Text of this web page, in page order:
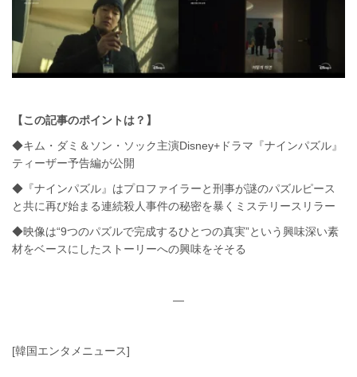
【この記事のポイントは？】
◆キム・ダミ＆ソン・ソック主演Disney+ドラマ『ナインパズル』
ティーザー予告編が公開
◆『ナインパズル』はプロファイラーと刑事が謎のパズルピース
と共に再び始まる連続殺人事件の秘密を暴くミステリースリラー
◆映像は“9つのパズルで完成するひとつの真実”という興味深い素
材をベースにしたストーリーへの興味をそそる
—
[韓国エンタメニュース]